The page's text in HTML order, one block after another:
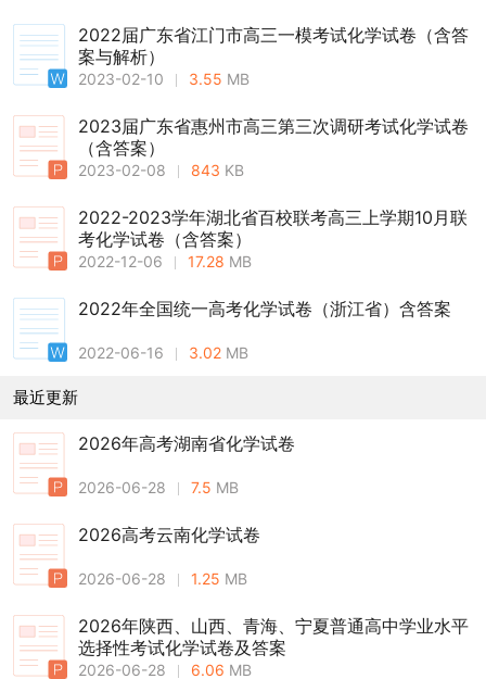
2022届广东省江门市高三一模考试化学试卷（含答
案与解析）
2023-02-10 3.55 MB
2023届广东省惠州市高三第三次调研考试化学试卷
（含答案）
2023-02-08 843 KB
2022-2023学年湖北省百校联考高三上学期10月联
考化学试卷（含答案）
2022-12-06 17.28 MB
2022年全国统一高考化学试卷（浙江省）含答案
2022-06-16 3.02 MB
最近更新
2026年高考湖南省化学试卷
2026-06-28 7.5 MB
2026高考云南化学试卷
2026-06-28 1.25 MB
2026年陕西、山西、青海、宁夏普通高中学业水平
选择性考试化学试卷及答案
2026-06-28 6.06 MB